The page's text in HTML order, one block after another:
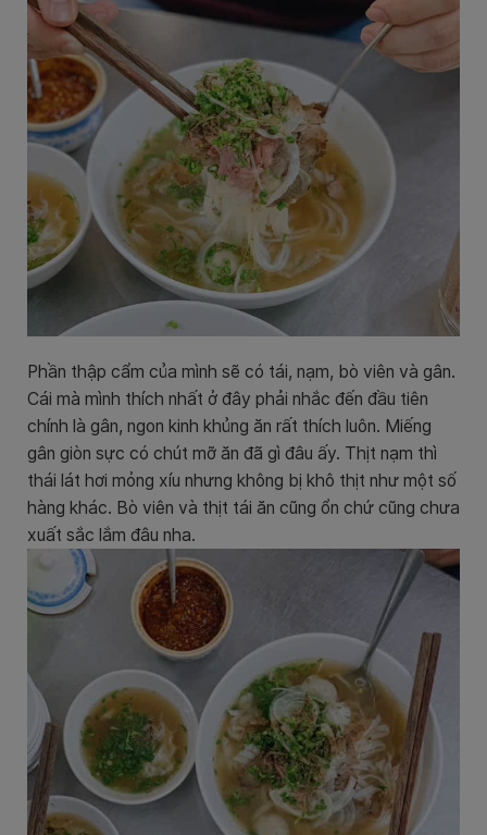
Phần thập cẩm của mình sẽ có tái, nạm, bò viên và gân.
Cái mà mình thích nhất ở đây phải nhắc đến đầu tiên
chính là gân, ngon kinh khủng ăn rất thích luôn. Miếng
gân giòn sực có chút mỡ ăn đã gì đâu ấy. Thịt nạm thì
thái lát hơi mỏng xíu nhưng không bị khô thịt như một số
hàng khác. Bò viên và thịt tái ăn cũng ổn chứ cũng chưa
xuất sắc lắm đâu nha.